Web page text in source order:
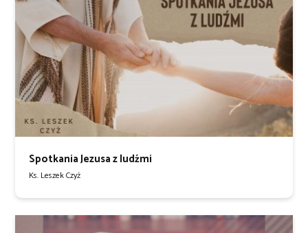
Spotkania Jezusa z ludźmi
Ks. Leszek Czyż